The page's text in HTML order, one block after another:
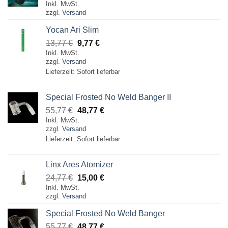
war:
397,77 €
Inkl. MwSt.
zzgl. Versand
Yocan Ari Slim
13,77€ Ursprünglicher
Preis
war:
13,77 €
9,77 €Aktueller
9,77 €.
Inkl. MwSt.
zzgl. Versand
Lieferzeit: Sofort lieferbar
Special Frosted No Weld Banger II
55,77€ Ursprünglicher
Preis
war:
55,77 €
48,77 €Aktueller
48,77 €.
Inkl. MwSt.
zzgl. Versand
Lieferzeit: Sofort lieferbar
Linx Ares Atomizer
24,77€ Ursprünglicher
Preis
war:
24,77 €
15,00 €Aktueller
15,00 €.
Inkl. MwSt.
zzgl. Versand
Special Frosted No Weld Banger